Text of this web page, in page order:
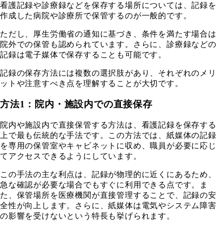
看護記録や診療録などを保存する場所については、記録を
作成した病院や診療所で保管するのが一般的です。
ただし、厚生労働省の通知に基づき、条件を満たす場合は
院外での保管も認められています。さらに、診療録などの
記録は電子媒体で保存することも可能です。
記録の保存方法には複数の選択肢があり、それぞれのメリ
ットや注意すべき点を理解することが大切です。
方法1：院内・施設内での直接保存
院内や施設内で直接保管する方法は、看護記録を保存する
上で最も伝統的な手法です。この方法では、紙媒体の記録
を専用の保管室やキャビネットに収め、職員が必要に応じ
てアクセスできるようにしています。
この手法の主な利点は、記録が物理的に近くにあるため、
急な確認が必要な場合でもすぐに利用できる点です。ま
た、保管場所を医療機関が直接管理することで、記録の安
全性が向上します。さらに、紙媒体は電気やシステム障害
の影響を受けないという特長も挙げられます。